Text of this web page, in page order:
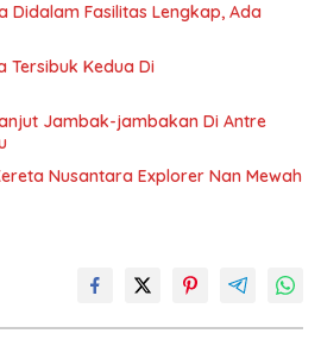
Didalam Fasilitas Lengkap, Ada
Tersibuk Kedua Di
Jambak-jambakan Di Antre
Nusantara Explorer Nan Mewah